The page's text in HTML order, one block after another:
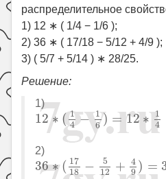
распределительное
1) 12 ∗ ( 1/4 − 1/6 );
2) 36 ∗ ( 17/18 − 5/12 + 4/9 );
3) ( 5/7 + 5/14 ) ∗ 28/25.
Решение:
1)
12 ∗ ( 1
4 − 1
6 ) = 12 ∗ 1
4
12∗ (14−16) 12∗1 4−
2)
36∗ ( 17
18 −
5
12
+ 4
9 ) =
36 (17 5 +4